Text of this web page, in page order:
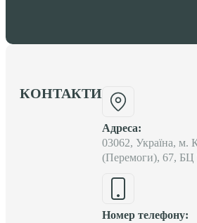
КОНТАКТИ
Адреса:
03062, Україна, м.
(Перемоги), 67,
Номер телефону: